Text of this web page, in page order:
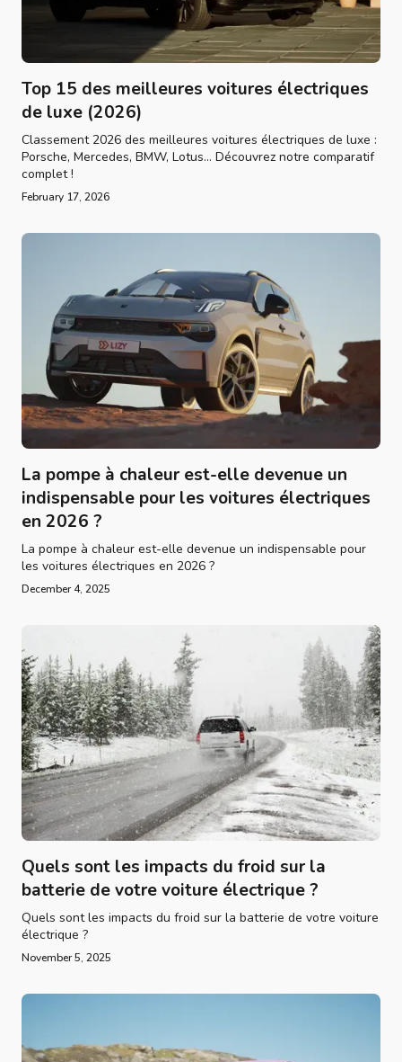
Top 15 des meilleures voitures électriques
de luxe (2026)
Classement 2026 des meilleures voitures électriques de luxe :
Porsche, Mercedes, BMW, Lotus... Découvrez notre comparatif
complet !
February 17, 2026
La pompe à chaleur est-elle devenue un
indispensable pour les voitures électriques
en 2026 ?
La pompe à chaleur est-elle devenue un indispensable pour
les voitures électriques en 2026 ?
December 4, 2025
Quels sont les impacts du froid sur la
batterie de votre voiture électrique ?
Quels sont les impacts du froid sur la batterie de votre voiture
électrique ?
November 5, 2025